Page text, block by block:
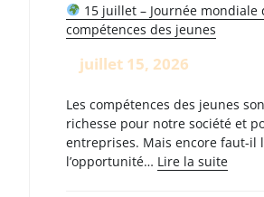
15 juillet – Journée mondiale
compétences des jeunes
juillet 15, 2026
Les compétences des jeunes
richesse pour notre société et
entreprises. Mais encore faut-il
l’opportunité… Lire la suite: